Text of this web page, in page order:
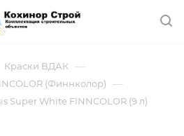
Краски ВДАК —
(Финнколор) —
Super White FINNCOLOR (9 л)